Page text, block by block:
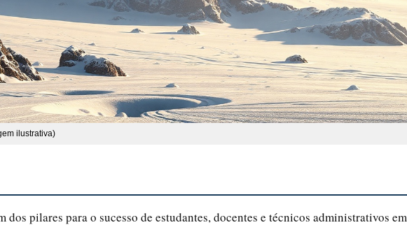
ilustrativa)
dos pilares para o sucesso de estudantes, docentes e técnicos administrativos em